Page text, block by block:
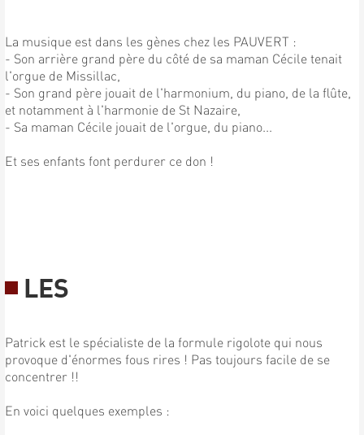
La musique est dans les gènes chez les PAUVERT :
- Son arrière grand père du côté de sa maman Cécile tenait
l'orgue de Missillac,
- Son grand père jouait de l'harmonium, du piano, de la flûte,
et notamment à l'harmonie de St Nazaire,
- Sa maman Cécile jouait de l'orgue, du piano...
Et ses enfants font perdurer ce don !
LES
Patrick est le spécialiste de la formule rigolote qui nous
provoque d'énormes fous rires ! Pas toujours facile de se
concentrer !!
En voici quelques exemples :